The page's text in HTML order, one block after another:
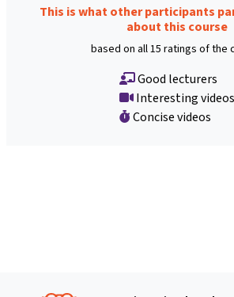
This is what other participants
about this course
based on all 15 ratings of the
Good lecturers
Interesting videos
Concise videos